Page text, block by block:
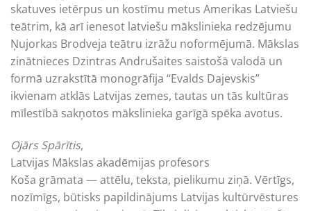
skatuves ietērpus un kostīmu metus Amerikas Latviešu
teātrim, kā arī ienesot latviešu mākslinieka redzējumu
Ņujorkas Brodveja teātru izrāžu noformējumā. Mākslas
zinātnieces Dzintras Andrušaites saistošā valodā un
formā uzrakstītā monogrāfija “Evalds Dajevskis”
ikvienam atklās Latvijas zemes, tautas un tās kultūras
mīlestībā sakņotos mākslinieka garīgā spēka avotus.
Ojārs Spārītis,
Latvijas Mākslas akadēmijas profesors
Koša grāmata — attēlu, teksta, pielikumu ziņā. Vērtīgs,
nozīmīgs, būtisks papildinājums Latvijas kultūrvēstures